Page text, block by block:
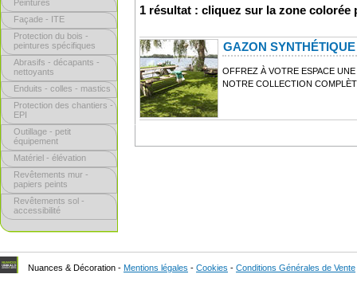
Peintures
Façade - ITE
Protection du bois -
peintures spécifiques
Abrasifs - décapants -
nettoyants
Enduits - colles - mastics
Protection des chantiers -
EPI
Outillage - petit
équipement
Matériel - élévation
Revêtements mur -
papiers peints
Revêtements sol -
accessibilité
1 résultat : cliquez sur la zone
GAZON SYNTHÉTIQUE
OFFREZ À VOTRE ESPACE
NOTRE COLLECTION
Nuances & Décoration - Mentions légales - Cookies - Conditions Générales de Vente